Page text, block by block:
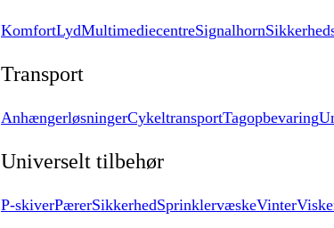
KomfortLydMultimediecentreSignalhorn
Transport
AnhængerløsningerCykeltransportTagopbevaring
Universelt tilbehør
P-skiverPærerSikkerhedSprinklervæskeVinter